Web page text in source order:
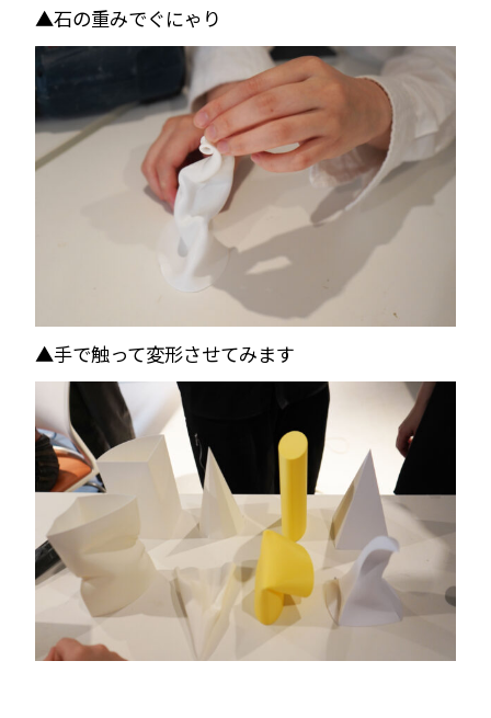
▲石の重みでぐにゃり
▲手で触って変形させてみます